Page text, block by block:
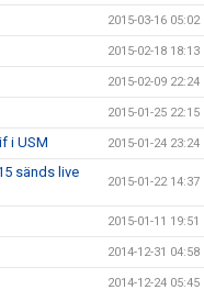
2015-03-16 05:02
2015-02-18 18:13
2015-02-09 22:24
2015-01-25 22:15
i USM 2015-01-24 23:24
sänds live
2015-01-22 14:37
2015-01-11 19:51
2014-12-31 04:58
2014-12-24 05:45